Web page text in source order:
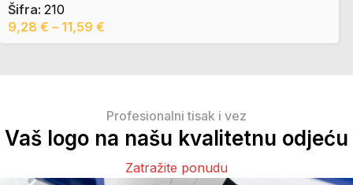
Šifra: 210
9,28 € – 11,59 €
Profesionalni tisak i vez
Vaš logo na našu kvalitetnu odjeću
Zatražite ponudu